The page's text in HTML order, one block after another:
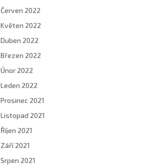
Červen 2022
Květen 2022
Duben 2022
Březen 2022
Únor 2022
Leden 2022
Prosinec 2021
Listopad 2021
Říjen 2021
Září 2021
Srpen 2021